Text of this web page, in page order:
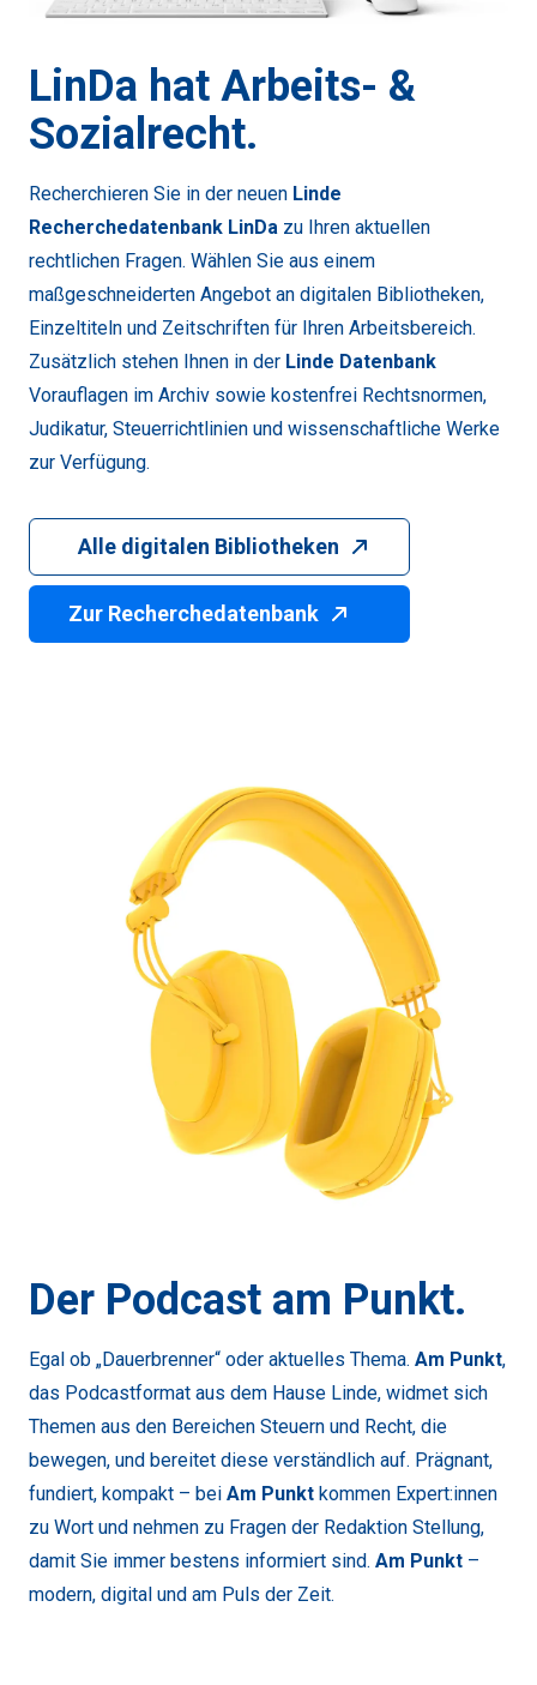
LinDa hat Arbeits- &
Sozialrecht.
Recherchieren Sie in der neuen Linde
Recherchedatenbank LinDa zu Ihren aktuellen
rechtlichen Fragen. Wählen Sie aus einem
maßgeschneiderten Angebot an digitalen Bibliotheken,
Einzeltiteln und Zeitschriften für Ihren Arbeitsbereich.
Zusätzlich stehen Ihnen in der Linde Datenbank
Vorauflagen im Archiv sowie kostenfrei Rechtsnormen,
Judikatur, Steuerrichtlinien und wissenschaftliche Werke
zur Verfügung.
Alle digitalen Bibliotheken
Zur Recherchedatenbank
Der Podcast am Punkt.
Egal ob „Dauerbrenner“ oder aktuelles Thema. Am Punkt,
das Podcastformat aus dem Hause Linde, widmet sich
Themen aus den Bereichen Steuern und Recht, die
bewegen, und bereitet diese verständlich auf. Prägnant,
fundiert, kompakt – bei Am Punkt kommen Expert:innen
zu Wort und nehmen zu Fragen der Redaktion Stellung,
damit Sie immer bestens informiert sind. Am Punkt –
modern, digital und am Puls der Zeit.